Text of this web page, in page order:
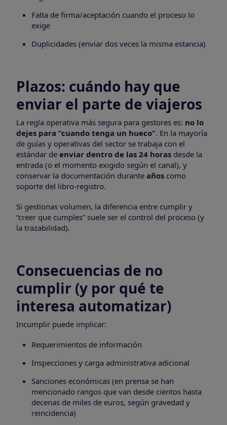
Falta de firma/aceptación cuando el proceso lo
exige
Duplicidades (enviar dos veces la misma estancia)
Plazos: cuándo hay que
enviar el parte de viajeros
La regla operativa más segura para gestores es: no lo
dejes para “cuando tenga un hueco”. En la mayoría
de guías y operativas del sector se trabaja con el
estándar de enviar dentro de las 24 horas desde la
entrada (o el momento exigido según el canal), y
conservar la documentación durante años como
soporte del libro-registro.
Si gestionas volumen, la diferencia entre cumplir y
“creer que cumples” suele ser el control del proceso (y
la trazabilidad).
Consecuencias de no
cumplir (y por qué te
interesa automatizar)
Incumplir puede implicar:
Requerimientos de información
Inspecciones y carga administrativa adicional
Sanciones económicas (en prensa se han
mencionado rangos que van desde cientos hasta
decenas de miles de euros, según gravedad y
reincidencia)